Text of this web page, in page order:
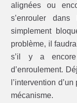
alignées ou
s’enrouler
simplement
problème, il
s’il y a encore
d’enroulement.
l’intervention
mécanisme.